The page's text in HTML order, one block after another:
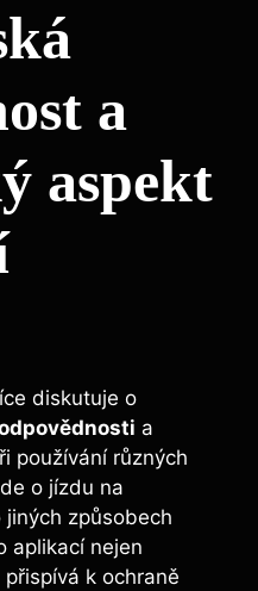
a
aspekt
diskutuje o
a
používání různých
o jízdu na
způsobech
aplikací nejen
k ochraně